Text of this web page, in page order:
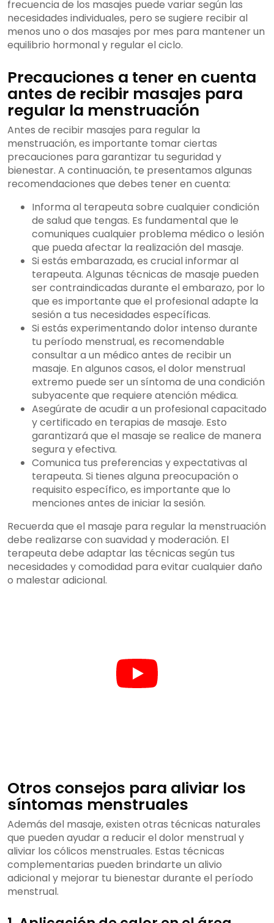
frecuencia de los masajes puede variar según las
necesidades individuales, pero se sugiere recibir al
menos uno o dos masajes por mes para mantener un
equilibrio hormonal y regular el ciclo.
Precauciones a tener en cuenta
antes de recibir masajes para
regular la menstruación
Antes de recibir masajes para regular la
menstruación, es importante tomar ciertas
precauciones para garantizar tu seguridad y
bienestar. A continuación, te presentamos algunas
recomendaciones que debes tener en cuenta:
Informa al terapeuta sobre cualquier condición
de salud que tengas. Es fundamental que le
comuniques cualquier problema médico o lesión
que pueda afectar la realización del masaje.
Si estás embarazada, es crucial informar al
terapeuta. Algunas técnicas de masaje pueden
ser contraindicadas durante el embarazo, por lo
que es importante que el profesional adapte la
sesión a tus necesidades específicas.
Si estás experimentando dolor intenso durante
tu período menstrual, es recomendable
consultar a un médico antes de recibir un
masaje. En algunos casos, el dolor menstrual
extremo puede ser un síntoma de una condición
subyacente que requiere atención médica.
Asegúrate de acudir a un profesional capacitado
y certificado en terapias de masaje. Esto
garantizará que el masaje se realice de manera
segura y efectiva.
Comunica tus preferencias y expectativas al
terapeuta. Si tienes alguna preocupación o
requisito específico, es importante que lo
menciones antes de iniciar la sesión.
Recuerda que el masaje para regular la menstruación
debe realizarse con suavidad y moderación. El
terapeuta debe adaptar las técnicas según tus
necesidades y comodidad para evitar cualquier daño
o malestar adicional.
Otros consejos para aliviar los
síntomas menstruales
Además del masaje, existen otras técnicas naturales
que pueden ayudar a reducir el dolor menstrual y
aliviar los cólicos menstruales. Estas técnicas
complementarias pueden brindarte un alivio
adicional y mejorar tu bienestar durante el período
menstrual.